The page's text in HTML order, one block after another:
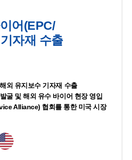
어(EPC/
자재 수출
외 유지보수 기자재 수출
굴 및 해외 유수 바이어 현장 영입
Alliance) 협회를 통한 미국 시장